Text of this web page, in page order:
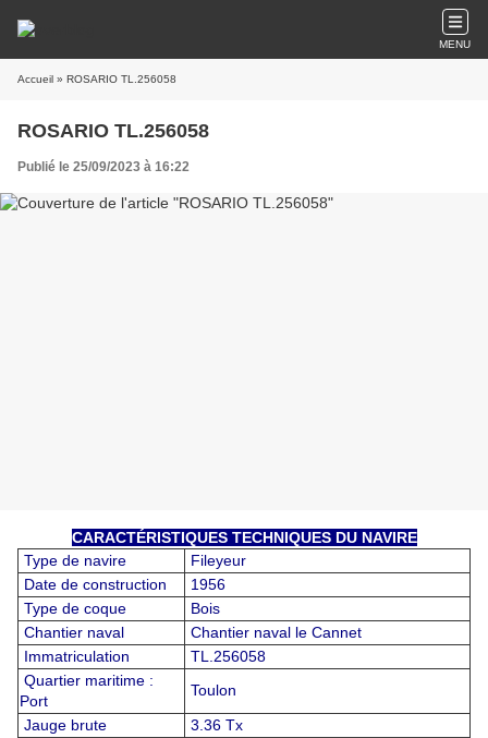
MENU
Accueil » ROSARIO TL.256058
ROSARIO TL.256058
Publié le 25/09/2023 à 16:22
CARACTÉRISTIQUES TECHNIQUES DU NAVIRE
Type de navire
Fileyeur
Date de construction
1956
Type de coque
Bois
Chantier naval
Chantier naval le Cannet
Immatriculation
TL.256058
Quartier maritime :
Port
Toulon
Jauge brute
3.36 Tx